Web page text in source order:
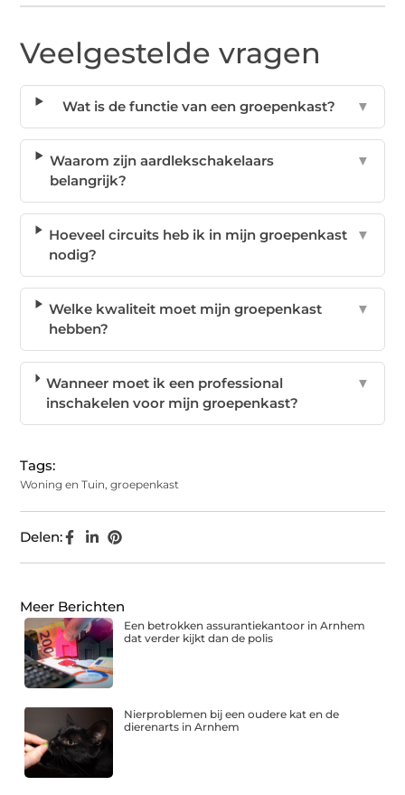
Veelgestelde vragen
Wat is de functie van een groepenkast? ▼
Waarom zijn aardlekschakelaars
belangrijk?
▼
Hoeveel circuits heb ik in mijn groepenkast
nodig?
▼
Welke kwaliteit moet mijn groepenkast
hebben?
▼
Wanneer moet ik een professional
inschakelen voor mijn groepenkast?
▼
Tags:
Woning en Tuin,groepenkast
Delen:
Meer Berichten
Een betrokken assurantiekantoor in Arnhem
dat verder kijkt dan de polis
Nierproblemen bij een oudere kat en de
dierenarts in Arnhem